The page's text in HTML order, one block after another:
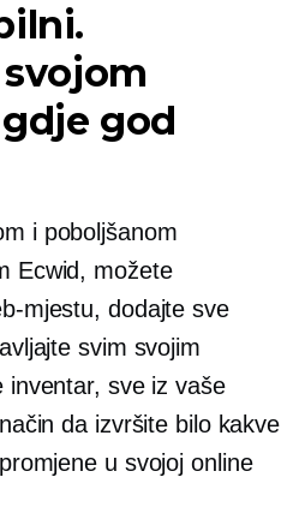
god
i poboljšanom
Ecwid, možete
mjestu, dodajte sve
svim svojim
inventar, sve iz vaše
da izvršite bilo kakve
u svojoj online